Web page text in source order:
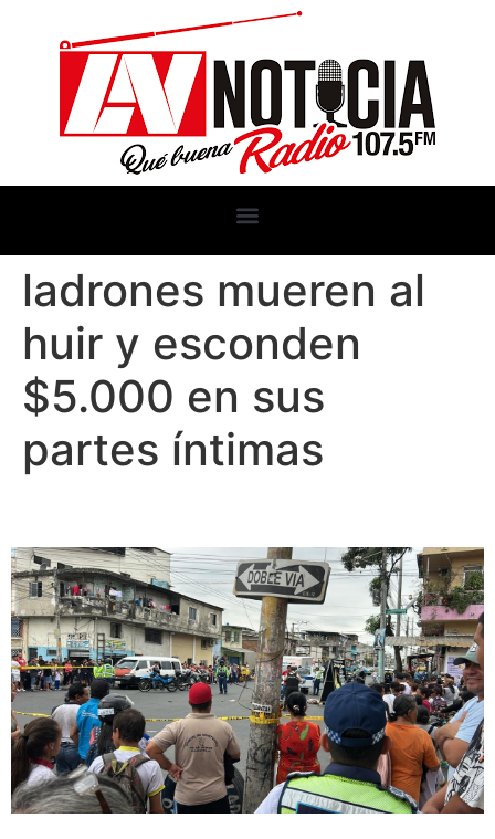
ladrones mueren al
huir y esconden
$5.000 en sus
partes íntimas